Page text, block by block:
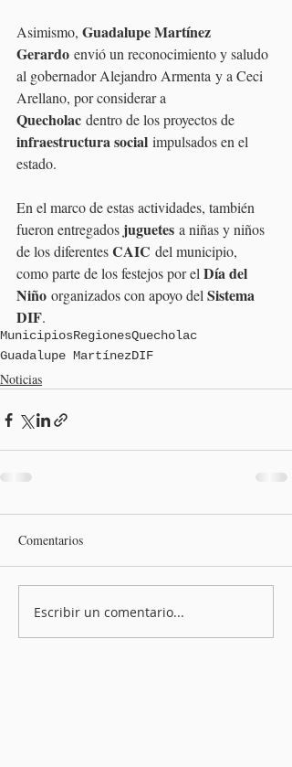
Asimismo, Guadalupe Martínez
Gerardo envió un reconocimiento y saludo
al gobernador Alejandro Armenta y a Ceci
Arellano, por considerar a
Quecholac dentro de los proyectos de
infraestructura social impulsados en el
estado.
En el marco de estas actividades, también
fueron entregados juguetes a niñas y niños
de los diferentes CAIC del municipio,
como parte de los festejos por el Día del
Niño organizados con apoyo del Sistema
DIF.
MunicipiosRegionesQuecholac
Guadalupe MartínezDIF
Noticias
Comentarios
Escribir un comentario...